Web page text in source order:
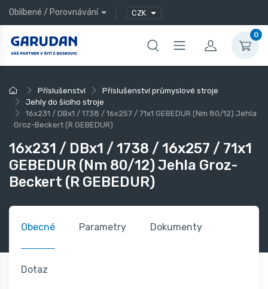
Oblíbené / Porovnávání CZK
0
Příslušenství
Příslušenství průmyslové stroje
Jehly do šicího stroje
16x231 / DBx1 / 1738 / 16x257 / 71x1 GEBEDUR (Nm 80/12) Jehla
Groz-Beckert (R GEBEDUR)
16x231 / DBx1 / 1738 / 16x257 / 71x1
GEBEDUR (Nm 80/12) Jehla Groz-
Beckert (R GEBEDUR)
Obecné Parametry Dokumenty
Dotaz